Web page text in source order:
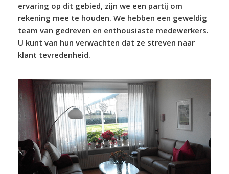
ervaring op dit gebied, zijn we een partij om
rekening mee te houden. We hebben een geweldig
team van gedreven en enthousiaste medewerkers.
U kunt van hun verwachten dat ze streven naar
klant tevredenheid.